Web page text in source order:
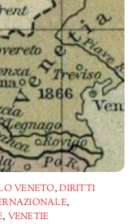
VENETO,DIRITTI
,
, VENETIE